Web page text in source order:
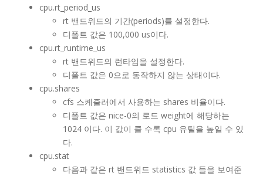
cpu.rt_period_us
rt 밴드위드의 기간(periods)를 설정한다.
디폴트 값은 100,000 us이다.
cpu.rt_runtime_us
rt 밴드위드의 런타임을 설정한다.
디폴트 값은 0으로 동작하지 않는 상태이다.
cpu.shares
cfs 스케줄러에서 사용하는 shares 비율이다.
디폴트 값은 nice-0의 로드 weight에 해당하는
1024 이다. 이 값이 클 수록 cpu 유틸을 높일 수 있
다.
cpu.stat
다음과 같은 rt 밴드위드 statistics 값 들을 보여준